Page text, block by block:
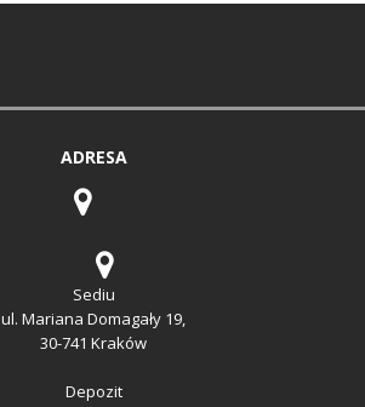
ADRESA
Sediu
ul. Mariana Domagały 19,
30-741 Kraków
Depozit